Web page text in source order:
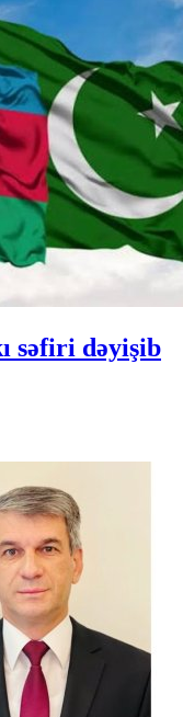
səfiri dəyişib